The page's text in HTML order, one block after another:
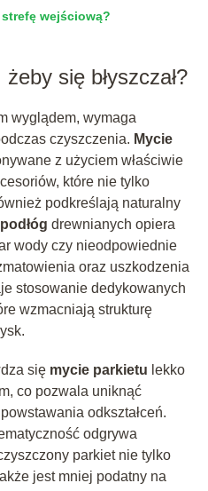
wejściową?
się błyszczał?
wyglądem, wymaga
czyszczenia. Mycie
z użyciem właściwie
które nie tylko
podkreślają naturalny
drewnianych opiera
wody czy nieodpowiednie
oraz uszkodzenia
stosowanie dedykowanych
wzmacniają strukturę
się mycie parkietu lekko
co pozwala uniknąć
odkształceń.
odgrywa
parkiet nie tylko
jest mniej podatny na